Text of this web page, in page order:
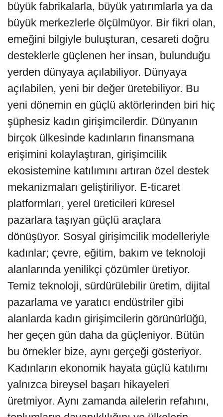
büyük fabrikalarla, büyük yatırımlarla ya da
büyük merkezlerle ölçülmüyor. Bir fikri olan,
emeğini bilgiyle buluşturan, cesareti doğru
desteklerle güçlenen her insan, bulunduğu
yerden dünyaya açılabiliyor. Dünyaya
açılabilen, yeni bir değer üretebiliyor. Bu
yeni dönemin en güçlü aktörlerinden biri hiç
şüphesiz kadın girişimcilerdir. Dünyanın
birçok ülkesinde kadınların finansmana
erişimini kolaylaştıran, girişimcilik
ekosistemine katılımını artıran özel destek
mekanizmaları geliştiriliyor. E-ticaret
platformları, yerel üreticileri küresel
pazarlara taşıyan güçlü araçlara
dönüşüyor. Sosyal girişimcilik modelleriyle
kadınlar; çevre, eğitim, bakım ve teknoloji
alanlarında yenilikçi çözümler üretiyor.
Temiz teknoloji, sürdürülebilir üretim, dijital
pazarlama ve yaratıcı endüstriler gibi
alanlarda kadın girişimcilerin görünürlüğü,
her geçen gün daha da güçleniyor. Bütün
bu örnekler bize, aynı gerçeği gösteriyor.
Kadınların ekonomik hayata güçlü katılımı
yalnızca bireysel başarı hikayeleri
üretmiyor. Aynı zamanda ailelerin refahını,